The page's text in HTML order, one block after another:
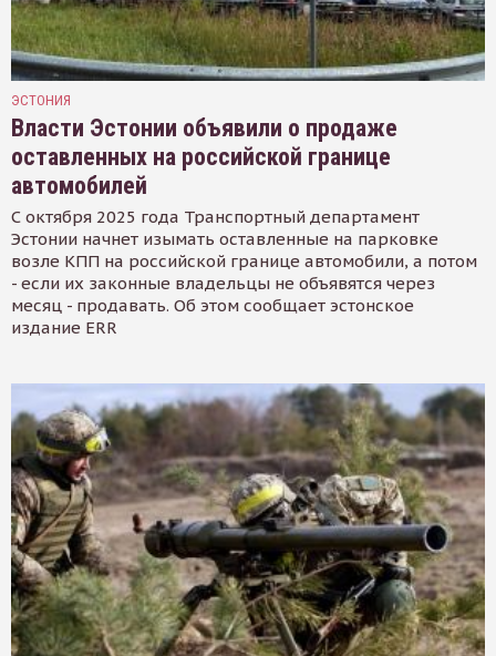
ЭСТОНИЯ
Власти Эстонии объявили о продаже
оставленных на российской границе
автомобилей
С октября 2025 года Транспортный департамент
Эстонии начнет изымать оставленные на парковке
возле КПП на российской границе автомобили, а потом
- если их законные владельцы не объявятся через
месяц - продавать. Об этом сообщает эстонское
издание ERR